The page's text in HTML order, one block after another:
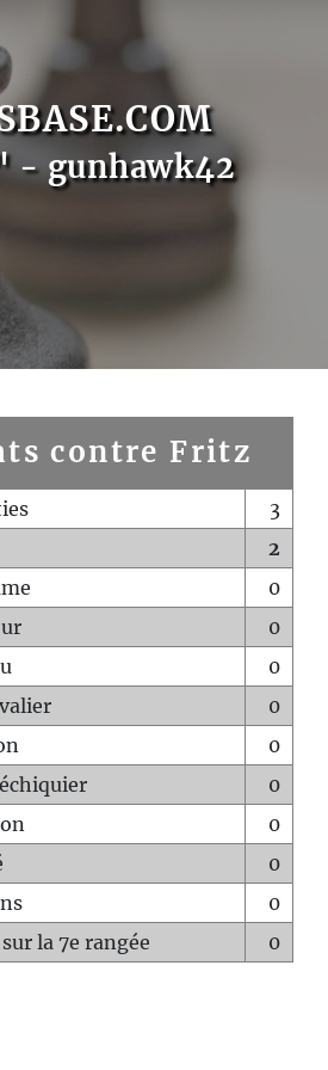
- gunhawk42
contre Fritz
3
2
0
0
0
0
0
0
0
0
0
la 7e rangée
0